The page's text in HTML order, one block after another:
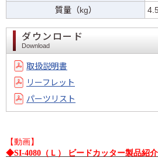
質量（kg）
ダウンロード
Download
取扱説明書
リーフレット
パーツリスト
【動画】
◆SI-4080（Ｌ） ビードカッター製品紹